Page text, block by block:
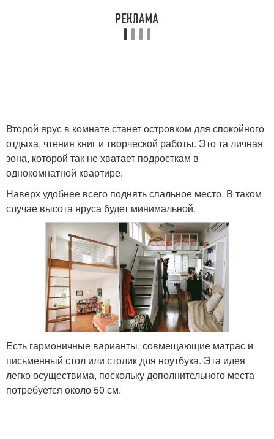
Второй ярус в комнате станет островком для спокойного
отдыха, чтения книг и творческой работы. Это та личная
зона, которой так не хватает подросткам в
однокомнатной квартире.
Наверх удобнее всего поднять спальное место. В таком
случае высота яруса будет минимальной.
Есть гармоничные варианты, совмещающие матрас и
письменный стол или столик для ноутбука. Эта идея
легко осуществима, поскольку дополнительного места
потребуется около 50 см.